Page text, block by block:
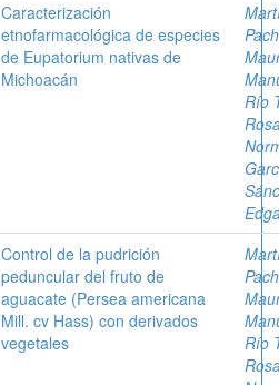
Caracterización
etnofarmacológica de especies
de Eupatorium nativas de
Michoacán
Río
Control de la pudrición
peduncular del fruto de
aguacate (Persea americana
Mill. cv Hass) con derivados
vegetales
Río